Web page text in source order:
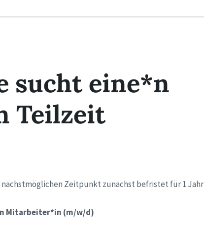
sucht eine*n
Teilzeit
Zeitpunkt zunächst befristet für 1 Jahr
Mitarbeiter*in (m/w/d)